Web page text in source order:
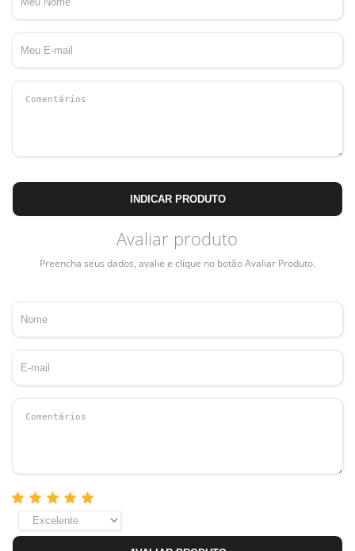
INDICAR PRODUTO
Avaliar produto
Preencha seus dados, avalie e clique no botão Avaliar Produto.